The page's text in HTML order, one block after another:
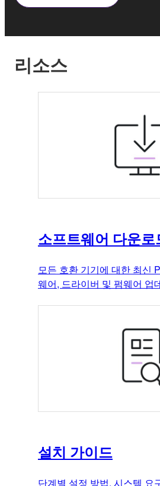
리소스
소프트웨어 다운로
모든 호환 기기에 대한 최신
웨어, 드라이버 및 펌웨어 업
설치 가이드
단계별 설정 방법, 시스템 요